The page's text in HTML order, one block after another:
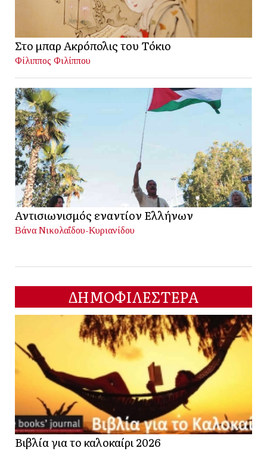
Στο μπαρ Ακρόπολις του Τόκιο
Φίλιππος Φιλίππου
Αντισιωνισμός εναντίον Ελλήνων
Βάνα Νικολαΐδου-Κυριανίδου
ΔΗΜΟΦΙΛΕΣΤΕΡΑ
Βιβλία για το καλοκαίρι 2026